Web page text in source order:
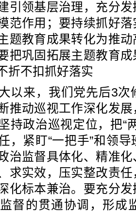
引领基层治理，充分
范作用；要持续抓好
题教育成果转化为推
把巩固拓展主题教育
折不扣抓好落实
以来，我们党先后3
推动巡视工作深化发
持政治巡视定位，把“
，紧盯“一把手”和领
治监督具体化、精准
求实效，压实整改责
化标本兼治。要充分
督的贯通协调，形成